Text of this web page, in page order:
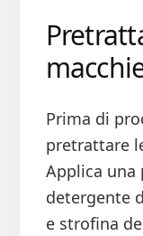
Prima di
pretrattare
Applica una
detergente
e strofina